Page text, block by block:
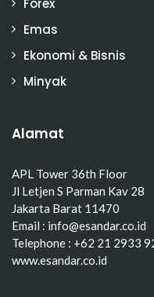
Emas
Ekonomi & Bisnis
Minyak
Alamat
APL Tower 36th Floor
Jl Letjen S Parman Kav 28
Jakarta Barat 11470
Email : info@esandar.co.id
Telephone : +62 21 2933
www.esandar.co.id